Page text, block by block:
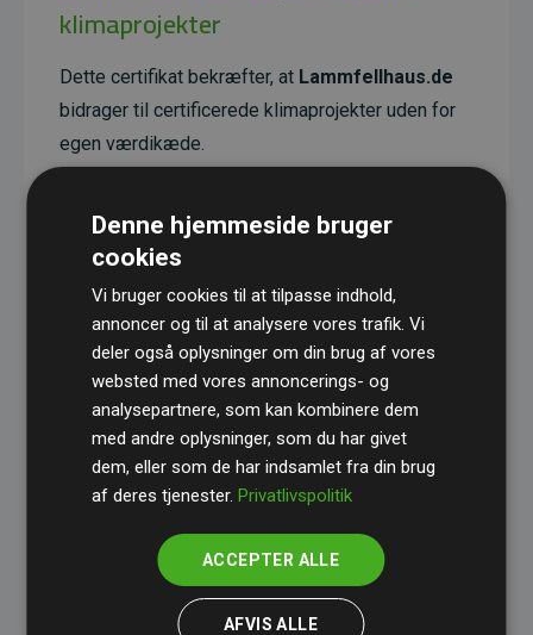
klimaprojekter
Dette certifikat bekræfter, at Lammfellhaus.de
bidrager til certificerede klimaprojekter uden for
egen værdikæde.
reducerende effekt, som i gennemsnit svarer til
dobbelt så meget CO₂ som den estimerede
Alle projekter er verificeret gennem Gold
Standard– en international ordning, der sikrer høj
kvalitet og gennemsigtighed i klimainvesteringer.
Du kan læse mere om de konkrete projekter
initiativet Websites, der støtter klimaprojekter
Denne hjemmeside bruger
cookies
Vi bruger cookies til at tilpasse indhold,
annoncer og til at analysere vores trafik. Vi
deler også oplysninger om din brug af vores
websted med vores annoncerings- og
analysepartnere, som kan kombinere dem
med andre oplysninger, som du har givet
dem, eller som de har indsamlet fra din brug
af deres tjenester.Privatlivspolitik
ACCEPTER ALLE
AFVIS ALLE